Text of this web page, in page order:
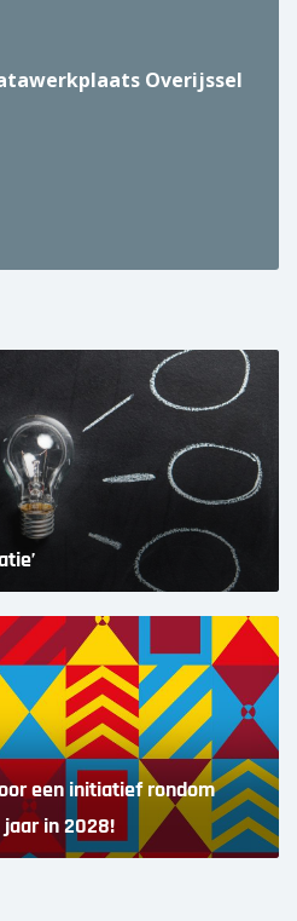
Overijssel
een initiatief rondom
jaar in 2028!